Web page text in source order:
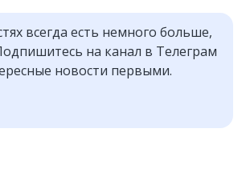
всегда есть немного больше,
на канал в Телеграм
новости первыми.